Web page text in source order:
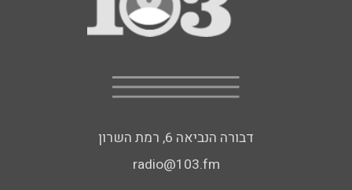
דבורה הנביאה 6, רמת השרון
radio@103.fm